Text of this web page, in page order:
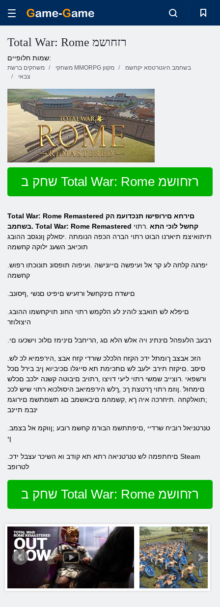
Total War: Rome רזחושמ
שמות חלופיים:
משחקים ברשת משחקי MMORPG מקוון
בשחמב היגטרטסא יקחשמ
צבאי
שחק ב Total War: Rome רזחושמ
Total War: Rome Remastered םירחא םירופישו תנכדועמ הק
.בשחמב Total War: Rome Remastered קחשל לוכי התא .רתוי
תיתואיצמ תיארנו הבוט רתוי הברה הכפה הנומתה .יסאלק ןונגסב ההובג
תוכיאב השענ ילוקה קחשמה
קחשמה
.םישדח םינקחשל ורזעיש םיפיט םנשי ,ףסונב
היצולוזר
.רבעב הלעפהל םינתינ ויה אלש הלא םג ,הריחבל םינימז םלוכ וישכעו םי
סיסב .םיקזח תירב ילעב לש םתכימת תא סייגלו םכיביוא ןיב בירל םכל
ורשפאי .רוצייב שמשי רתוי ליעי דויצו ,רתויב םיבוטה קשנה ילכב םכלש
םימחול .ןוזמ רתוי ךרטצת ךכ ,ךלש הירפמיאב היסולכוא רתוי שיש לככ
;תואלקחה .תיחרכה איה ךא ,קשמהמ םיבאשמב םג תשמתשמ םירוגמ
ינבמ תיינב
ןי
לטרופב
שחק ב Total War: Rome רזחושמ